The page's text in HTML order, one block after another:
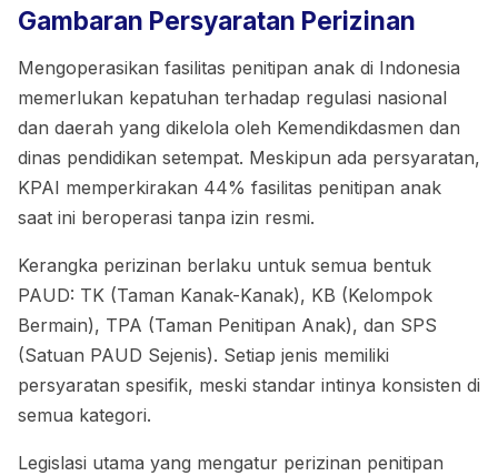
Gambaran Persyaratan Perizinan
Mengoperasikan fasilitas penitipan anak di Indonesia
memerlukan kepatuhan terhadap regulasi nasional
dan daerah yang dikelola oleh Kemendikdasmen dan
dinas pendidikan setempat. Meskipun ada persyaratan,
KPAI memperkirakan 44% fasilitas penitipan anak
saat ini beroperasi tanpa izin resmi.
Kerangka perizinan berlaku untuk semua bentuk
PAUD: TK (Taman Kanak-Kanak), KB (Kelompok
Bermain), TPA (Taman Penitipan Anak), dan SPS
(Satuan PAUD Sejenis). Setiap jenis memiliki
persyaratan spesifik, meski standar intinya konsisten di
semua kategori.
Legislasi utama yang mengatur perizinan penitipan